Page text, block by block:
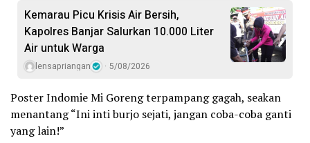
Kemarau Picu Krisis Air Bersih,
Kapolres Banjar Salurkan 10.000 Liter
Air untuk Warga
lensapriangan 5/08/2026
Poster Indomie Mi Goreng terpampang gagah, seakan
menantang “Ini inti burjo sejati, jangan coba-coba ganti
yang lain!”